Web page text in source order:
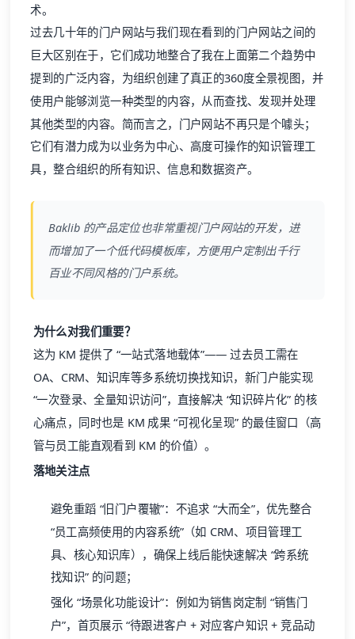
术。
过去几十年的门户网站与我们现在看到的门户网站之间的
巨大区别在于，它们成功地整合了我在上面第二个趋势中
提到的广泛内容，为组织创建了真正的360度全景视图，并
使用户能够浏览一种类型的内容，从而查找、发现并处理
其他类型的内容。简而言之，门户网站不再只是个噱头；
它们有潜力成为以业务为中心、高度可操作的知识管理工
具，整合组织的所有知识、信息和数据资产。
Baklib 的产品定位也非常重视门户网站的开发，进
而增加了一个低代码模板库，方便用户定制出千行
百业不同风格的门户系统。
为什么对我们重要？
这为 KM 提供了 “一站式落地载体”—— 过去员工需在
OA、CRM、知识库等多系统切换找知识，新门户能实现
“一次登录、全量知识访问”，直接解决 “知识碎片化” 的核
心痛点，同时也是 KM 成果 “可视化呈现” 的最佳窗口（高
管与员工能直观看到 KM 的价值）。
落地关注点
避免重蹈 “旧门户覆辙”：不追求 “大而全”，优先整合
“员工高频使用的内容系统”（如 CRM、项目管理工
具、核心知识库），确保上线后能快速解决 “跨系统
找知识” 的问题；
强化 “场景化功能设计”：例如为销售岗定制 “销售门
户”，首页展示 “待跟进客户 + 对应客户知识 + 竞品动